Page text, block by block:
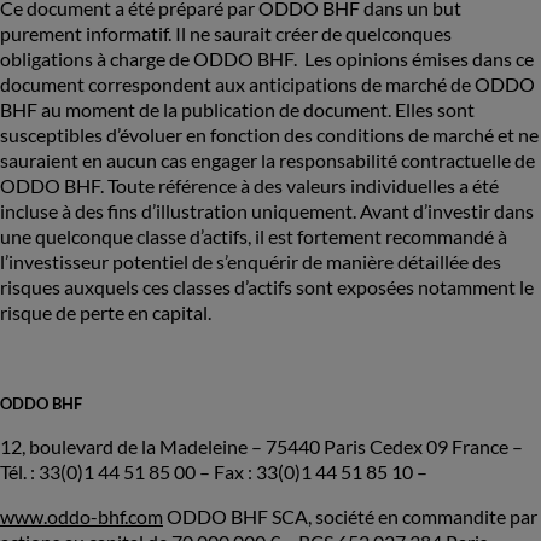
Ce document a été préparé par ODDO BHF dans un but
purement informatif. Il ne saurait créer de quelconques
obligations à charge de ODDO BHF. Les opinions émises dans ce
document correspondent aux anticipations de marché de ODDO
BHF au moment de la publication de document. Elles sont
susceptibles d’évoluer en fonction des conditions de marché et ne
sauraient en aucun cas engager la responsabilité contractuelle de
ODDO BHF. Toute référence à des valeurs individuelles a été
incluse à des fins d’illustration uniquement. Avant d’investir dans
une quelconque classe d’actifs, il est fortement recommandé à
l’investisseur potentiel de s’enquérir de manière détaillée des
risques auxquels ces classes d’actifs sont exposées notamment le
risque de perte en capital.
ODDO BHF
12, boulevard de la Madeleine – 75440 Paris Cedex 09 France –
Tél. : 33(0)1 44 51 85 00 – Fax : 33(0)1 44 51 85 10 –
www.oddo-bhf.com ODDO BHF SCA, société en commandite par